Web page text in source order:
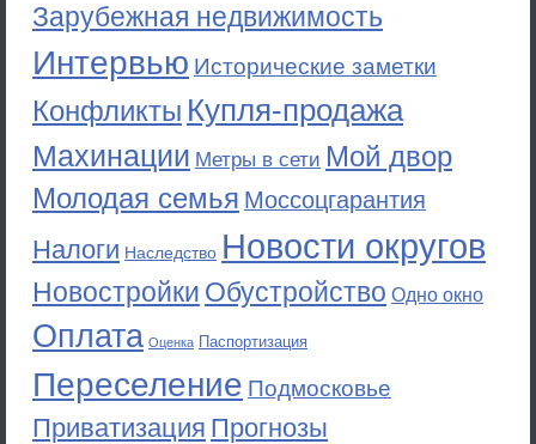
Зарубежная недвижимость
Интервью Исторические заметки
Конфликты Купля-продажа
Махинации Метры в сети Мой двор
Молодая семья Моссоцгарантия
Налоги Наследство Новости округов
Новостройки Обустройство Одно окно
Оплата Оценка Паспортизация
Переселение Подмосковье
Приватизация Прогнозы